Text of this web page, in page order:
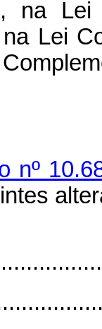
na
Lei
nº